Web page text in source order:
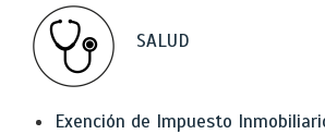
SALUD
Exención de Impuesto